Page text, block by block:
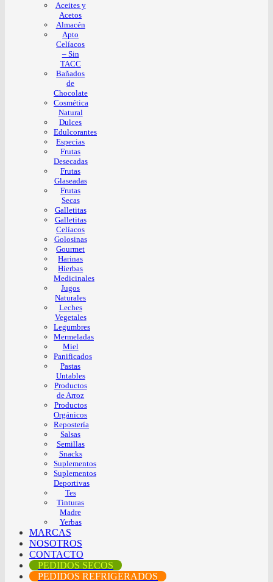
Aceites y
Acetos
Almacén
Apto
Celíacos
– Sin
TACC
Bañados
de
Chocolate
Cosmética
Natural
Dulces
Edulcorantes
Especias
Frutas
Desecadas
Frutas
Glaseadas
Frutas
Secas
Galletitas
Galletitas
Celíacos
Golosinas
Gourmet
Harinas
Hierbas
Medicinales
Jugos
Naturales
Leches
Vegetales
Legumbres
Mermeladas
Miel
Panificados
Pastas
Untables
Productos
de Arroz
Productos
Orgánicos
Repostería
Salsas
Semillas
Snacks
Suplementos
Suplementos
Deportivas
Tes
Tinturas
Madre
Yerbas
MARCAS
NOSOTROS
CONTACTO
PEDIDOS SECOS
PEDIDOS REFRIGERADOS